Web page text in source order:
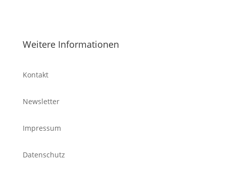
Weitere Informationen
Kontakt
Newsletter
Impressum
Datenschutz